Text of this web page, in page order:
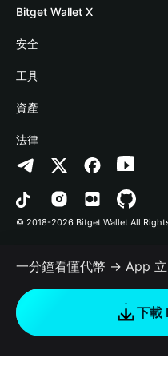
部落格
學院
加密資訊
幫助中心
‌聯繫我們
品牌資源
工作機會
Crypto Card
Stablecoin Earn
Payfi Crypto
Crypto Swap API
Altcoin Season Index
Prediction Markets
DApp
RWA
如何購買加密貨幣
Bitget Wallet X
開發者文件
連接錢包
Bitget Wallet Pay
合作上架
安全
風險保障基金
安全防護技術
工具
快捷買幣
授權檢測
合約檢測
批次轉帳
資產
Arbitrum
Avalanche
Bitcoin
Polygon
法律
隱私協議
用戶使用協議
© 2018-2026 Bitget Wallet All
一分鐘看懂代幣 → App
下載